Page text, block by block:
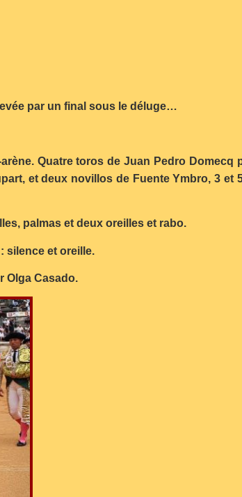
par un final sous le déluge…
Quatre toros de Juan Pedro Domecq
et deux novillos de Fuente Ymbro, 3 et
palmas et deux oreilles et rabo.
silence et oreille.
Olga Casado.